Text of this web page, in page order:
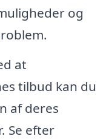
og
at
tilbud kan du
af deres
Se efter